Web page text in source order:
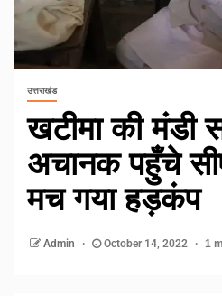
उत्तराखंड
खटीमा की मंडी
अचानक पहुँचे
मच गया हड़कंप
Admin October 14, 2022 1